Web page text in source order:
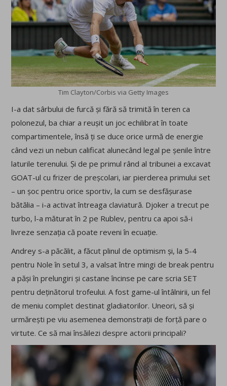
Tim Clayton/Corbis via Getty Images
I-a dat sârbului de furcă și fără să trimită în teren ca
polonezul, ba chiar a reușit un joc echilibrat în toate
compartimentele, însă ți se duce orice urmă de energie
când vezi un nebun calificat alunecând legal pe șenile între
laturile terenului. Și de pe primul rând al tribunei a excavat
GOAT-ul cu frizer de preșcolari, iar pierderea primului set
– un șoc pentru orice sportiv, la cum se desfășurase
bătălia – i-a activat întreaga claviatură. Djoker a trecut pe
turbo, l-a măturat în 2 pe Rublev, pentru ca apoi să-i
livreze senzația că poate reveni în ecuație.
Andrey s-a păcălit, a făcut plinul de optimism și, la 5-4
pentru Nole în setul 3, a valsat între mingi de break pentru
a păși în prelungiri și castane încinse pe care scria SET
pentru deținătorul trofeului. A fost game-ul întâlnirii, un fel
de meniu complet destinat gladiatorilor. Uneori, să și
urmărești pe viu asemenea demonstrații de forță pare o
virtute. Ce să mai însăilezi despre actorii principali?